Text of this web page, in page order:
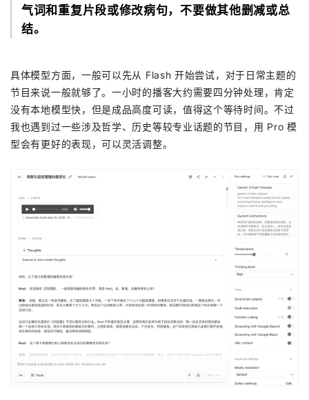
气词和重复片段或修改病句，不要做其他删减或总
结。
具体模型方面，一般可以先从 Flash 开始尝试，对于日常主题的
节目来说一般就够了。一小时的播客大约需要四分钟处理，肯定
没有本地模型快，但是成品高度可读，值得这个等待时间。不过
我也遇到过一些涉及哲学、历史等较专业话题的节目，用 Pro 模
型会有更好的表现，可以灵活调整。